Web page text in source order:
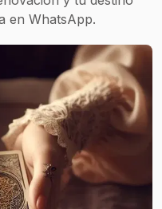
en WhatsApp.